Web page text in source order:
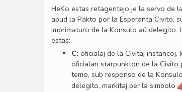
HeKo estas retagentejo je la servo de
apud la Pakto por la Esperanta Civito,
imprimaturo de la Konsulo aŭ delegito.
estas:
C: oﬁcialaj de la Civitaj instancoj,
oﬁcialan starpunkton de la Civito
temo, sub responso de la
delegito, markitaj per la simbolo